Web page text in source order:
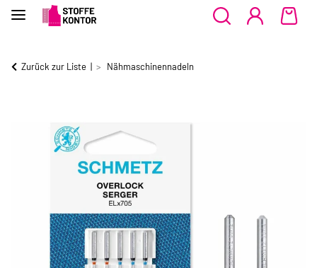
Zurück zur Liste Nähmaschinennadeln